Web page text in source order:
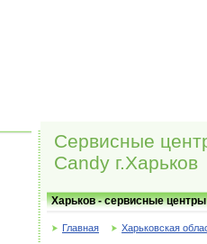
Сервисные
Candy г.Харьков
Харьков - сервисные
Главная Харьковская